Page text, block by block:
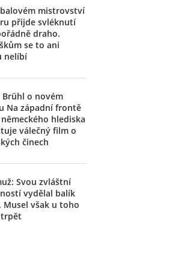
mistrovství
přijde svléknutí
draho.
se to ani
nelíbí
Brühl o novém
Na západní frontě
hlediska
válečný film o
činech
Svou zvláštní
vydělal balík
Musel však u toho